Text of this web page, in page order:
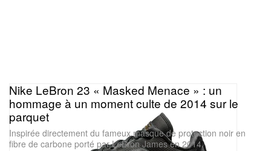
Nike LeBron 23 « Masked Menace » : un
hommage à un moment culte de 2014 sur le
parquet
Inspirée directement du fameux masque de protection noir en
fibre de carbone porté par LeBron James en 2014.